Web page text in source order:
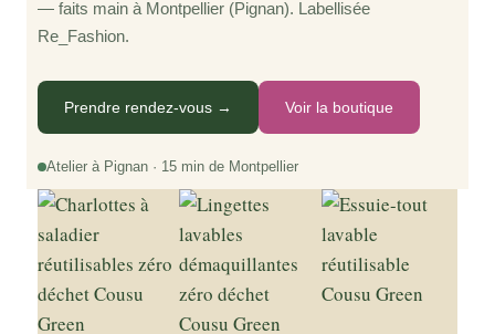
— faits main à Montpellier (Pignan). Labellisée
Re_Fashion.
Prendre rendez-vous → Voir la boutique
Atelier à Pignan · 15 min de Montpellier